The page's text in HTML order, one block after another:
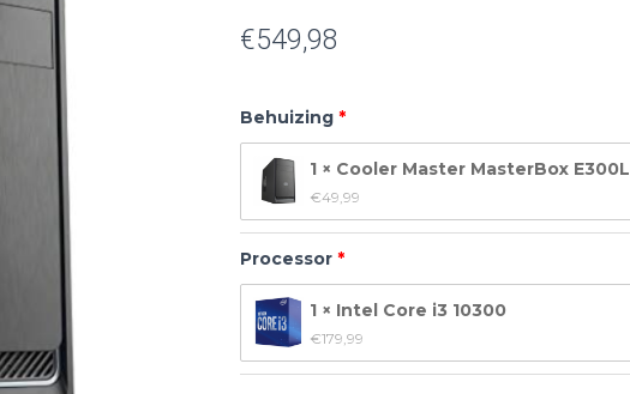
€549,98
Behuizing
1 × Cooler Master MasterBox E300L
€49,99
Processor
1 × Intel Core i3 10300
€179,99